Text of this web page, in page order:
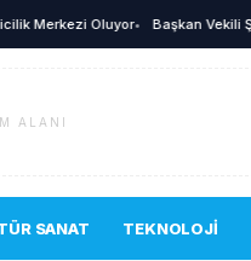
Oluyor• Başkan Vekili Şahin
ALANI
SANAT TEKNOLOJI